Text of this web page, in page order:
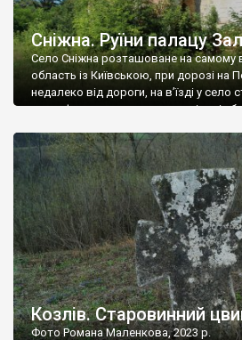
Сніжна. Руїни палацу
Село Сніжна розташоване на самому
область із Київською, при дорозі на
недалеко від дороги, на в’їзді у село
рельєфне пано, яке показує жінку і
не видно, але видно дві стареньких
Козлів. Старовинний
Фото Романа Маленкова, 2023 р.